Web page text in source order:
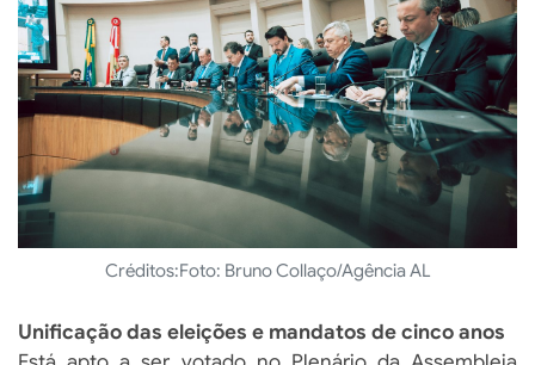
Créditos:Foto: Bruno Collaço/Agência AL
Unificação das eleições e mandatos de cinco anos